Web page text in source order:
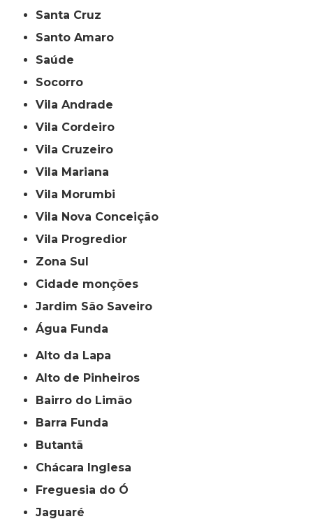
Santa Cruz
Santo Amaro
Saúde
Socorro
Vila Andrade
Vila Cordeiro
Vila Cruzeiro
Vila Mariana
Vila Morumbi
Vila Nova Conceição
Vila Progredior
Zona Sul
cidade monções
jardim São Saveiro
Água Funda
Alto da Lapa
Alto de Pinheiros
Bairro do Limão
Barra Funda
Butantã
Chácara Inglesa
Freguesia do Ó
Jaguaré